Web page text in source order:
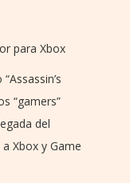
para Xbox
“gamers”
del
Xbox y Game